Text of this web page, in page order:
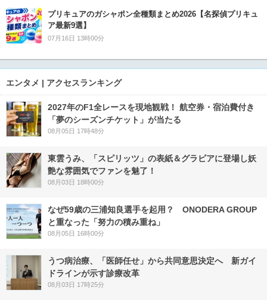
プリキュアのガシャポン全種類まとめ2026【名探偵プリキュ
ア最新9選】
07月16日 13時00分
エンタメ | アクセスランキング
2027年のF1全レースを現地観戦！ 航空券・宿泊費付き
「夢のシーズンチケット」が当たる
08月05日 17時48分
東雲うみ、「スピリッツ」の表紙＆グラビアに登場し妖
艶な雰囲気でファンを魅了！
08月03日 18時00分
なぜ59歳の三浦知良選手を起用？ ONODERA GROUP
と重なった「努力の積み重ね」
08月05日 16時00分
うつ病治療、「医師任せ」から共同意思決定へ 新ガイ
ドラインが示す診療改革
08月03日 17時25分